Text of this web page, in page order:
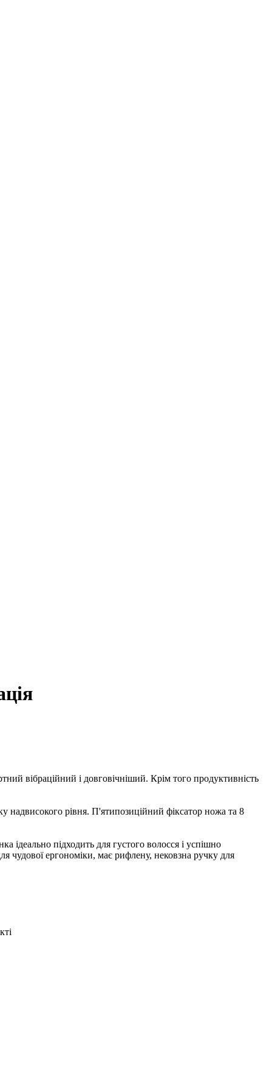
вібраційний і довговічніший. Крім того продуктивність
рівня. П'ятипозиційний фіксатор ножа та 8
підходить для густого волосся і успішно
чудової ергономіки, має рифлену, нековзна ручку для